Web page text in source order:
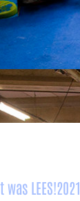
was LEES!2021